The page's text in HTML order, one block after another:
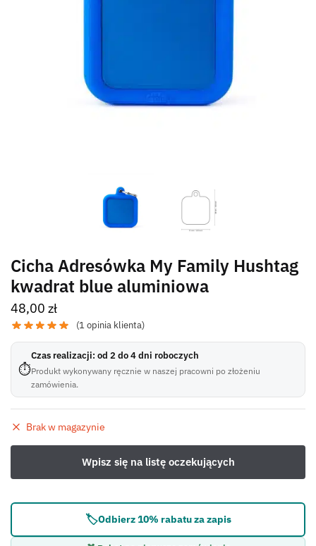
Cicha Adresówka My Family Hushtag
kwadrat blue aluminiowa
48,00 zł
(1 opinia klienta)
⏱
Czas realizacji: od 2 do 4 dni roboczych
Produkt wykonywany ręcznie w naszej pracowni po złożeniu
zamówienia.
Brak w magazynie
🏷️Odbierz 10% rabatu za zapis